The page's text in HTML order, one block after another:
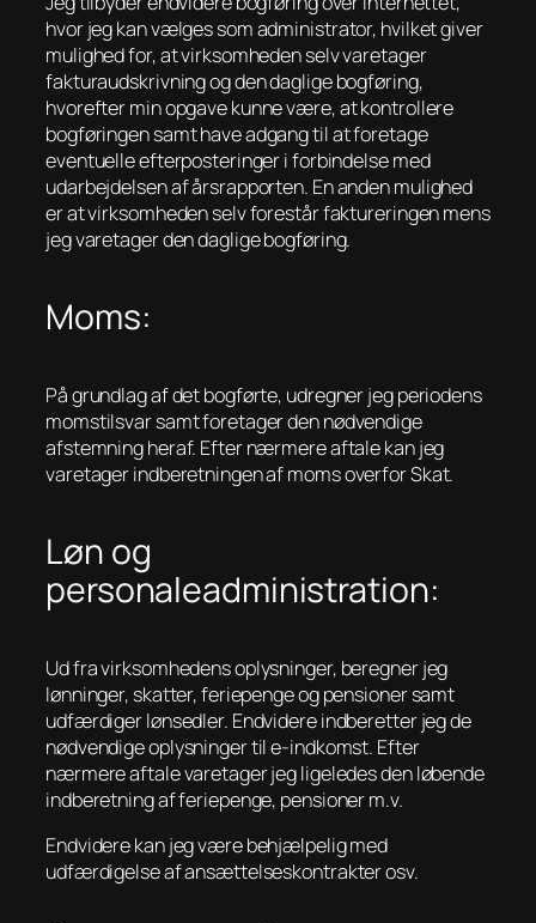
hvor jeg kan vælges som administrator, hvilket giver
mulighed for, at virksomheden selv varetager
fakturaudskrivning og den daglige bogføring,
hvorefter min opgave kunne være, at kontrollere
bogføringen samt have adgang til at foretage
eventuelle efterposteringer i forbindelse med
udarbejdelsen af årsrapporten. En anden mulighed
er at virksomheden selv forestår faktureringen mens
jeg varetager den daglige bogføring.
Moms:
På grundlag af det bogførte, udregner jeg periodens
momstilsvar samt foretager den nødvendige
afstemning heraf. Efter nærmere aftale kan jeg
varetager indberetningen af moms overfor Skat.
Løn og
personaleadministration:
Ud fra virksomhedens oplysninger, beregner jeg
lønninger, skatter, feriepenge og pensioner samt
udfærdiger lønsedler. Endvidere indberetter jeg de
nødvendige oplysninger til e-indkomst. Efter
nærmere aftale varetager jeg ligeledes den løbende
indberetning af feriepenge, pensioner m.v.
Endvidere kan jeg være behjælpelig med
udfærdigelse af ansættelseskontrakter osv.